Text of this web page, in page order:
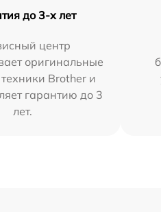
до 3-х лет
центр
оригинальные
Brother и
гарантию до 3
лет.